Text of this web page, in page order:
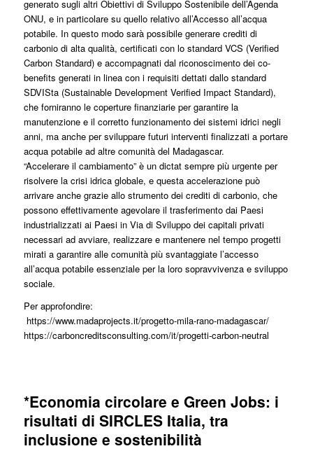
generato sugli altri Obiettivi di Sviluppo Sostenibile dell’Agenda
ONU, e in particolare su quello relativo all’Accesso all’acqua
potabile. In questo modo sarà possibile generare crediti di
carbonio di alta qualità, certificati con lo standard VCS (Verified
Carbon Standard) e accompagnati dal riconoscimento dei co-
benefits generati in linea con i requisiti dettati dallo standard
SDVISta (Sustainable Development Verified Impact Standard),
che forniranno le coperture finanziarie per garantire la
manutenzione e il corretto funzionamento dei sistemi idrici negli
anni, ma anche per sviluppare futuri interventi finalizzati a portare
acqua potabile ad altre comunità del Madagascar.
“Accelerare il cambiamento” è un dictat sempre più urgente per
risolvere la crisi idrica globale, e questa accelerazione può
arrivare anche grazie allo strumento dei crediti di carbonio, che
possono effettivamente agevolare il trasferimento dai Paesi
industrializzati ai Paesi in Via di Sviluppo dei capitali privati
necessari ad avviare, realizzare e mantenere nel tempo progetti
mirati a garantire alle comunità più svantaggiate l’accesso
all’acqua potabile essenziale per la loro sopravvivenza e sviluppo
sociale.
Per approfondire:
https://www.madaprojects.it/progetto-mila-rano-madagascar/
https://carboncreditsconsulting.com/it/progetti-carbon-neutral
*Economia circolare e Green Jobs: i
risultati di SIRCLES Italia, tra
inclusione e sostenibilità